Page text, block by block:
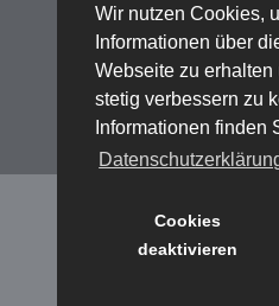
Wir nutzen Cookies,
Informationen über
Webseite zu
stetig verbessern zu
Informationen finden
Cookies
deaktivieren
Partner